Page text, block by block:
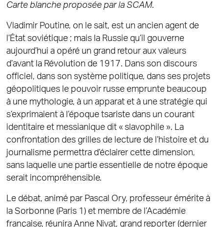
Carte blanche proposée par la SCAM.
Vladimir Poutine, on le sait, est un ancien agent de
l’État soviétique ; mais la Russie qu’il gouverne
aujourd’hui a opéré un grand retour aux valeurs
d’avant la Révolution de 1917. Dans son discours
officiel, dans son système politique, dans ses projets
géopolitiques le pouvoir russe emprunte beaucoup
à une mythologie, à un apparat et à une stratégie qui
s’exprimaient à l’époque tsariste dans un courant
identitaire et messianique dit « slavophile ». La
confrontation des grilles de lecture de l’histoire et du
journalisme permettra d’éclairer cette dimension,
sans laquelle une partie essentielle de notre époque
serait incompréhensible.
Le débat, animé par Pascal Ory, professeur émérite à
la Sorbonne (Paris 1) et membre de l’Académie
française, réunira Anne Nivat, grand reporter (dernier